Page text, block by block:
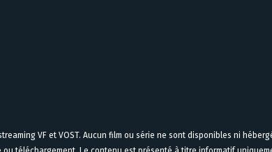
VF et VOST. Aucun film ou série ne sont disponibles ni